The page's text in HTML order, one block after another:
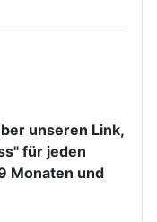
unseren Link,
für jeden
Monaten und